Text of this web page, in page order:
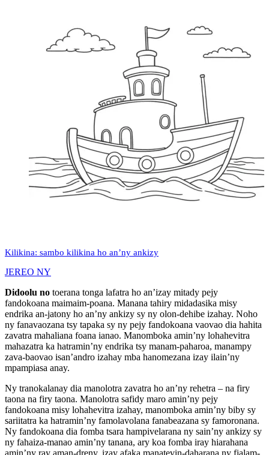
Kilikina: sambo kilikina ho an’ny ankizy
JEREO NY
Didoolu no toerana tonga lafatra ho an’izay mitady pejy
fandokoana maimaim-poana. Manana tahiry midadasika misy
endrika an-jatony ho an’ny ankizy sy ny olon-dehibe izahay. Noho
ny fanavaozana tsy tapaka sy ny pejy fandokoana vaovao dia hahita
zavatra mahaliana foana ianao. Manomboka amin’ny lohahevitra
mahazatra ka hatramin’ny endrika tsy manam-paharoa, manampy
zava-baovao isan’andro izahay mba hanomezana izay ilain’ny
mpampiasa anay.
Ny tranokalanay dia manolotra zavatra ho an’ny rehetra – na firy
taona na firy taona. Manolotra safidy maro amin’ny pejy
fandokoana misy lohahevitra izahay, manomboka amin’ny biby sy
sariitatra ka hatramin’ny famolavolana fanabeazana sy famoronana.
Ny fandokoana dia fomba tsara hampivelarana ny sain’ny ankizy sy
ny fahaiza-manao amin’ny tanana, ary koa fomba iray hiarahana